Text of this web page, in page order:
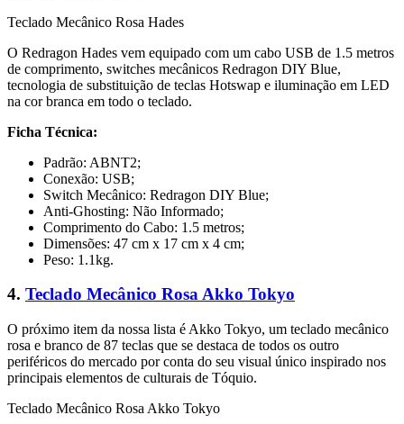
Teclado Mecânico Rosa Hades
O Redragon Hades vem equipado com um cabo USB de 1.5 metros
de comprimento, switches mecânicos Redragon DIY Blue,
tecnologia de substituição de teclas Hotswap e iluminação em LED
na cor branca em todo o teclado.
Ficha Técnica:
Padrão: ABNT2;
Conexão: USB;
Switch Mecânico: Redragon DIY Blue;
Anti-Ghosting: Não Informado;
Comprimento do Cabo: 1.5 metros;
Dimensões: 47 cm x 17 cm x 4 cm;
Peso: 1.1kg.
4. Teclado Mecânico Rosa Akko Tokyo
O próximo item da nossa lista é Akko Tokyo, um teclado mecânico
rosa e branco de 87 teclas que se destaca de todos os outro
periféricos do mercado por conta do seu visual único inspirado nos
principais elementos de culturais de Tóquio.
Teclado Mecânico Rosa Akko Tokyo